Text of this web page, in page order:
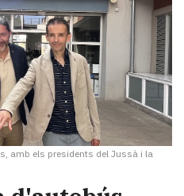
amb els presidents del Jussà i la